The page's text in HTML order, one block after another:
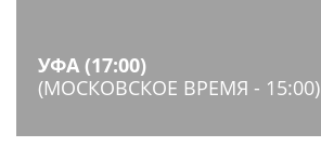
УФА (17:00)
(МОСКОВСКОЕ ВРЕМЯ - 15:00)